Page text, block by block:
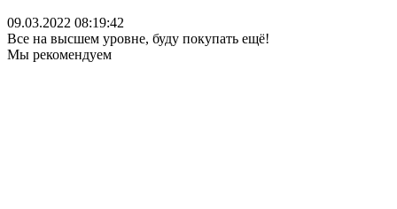
09.03.2022 08:19:42
Все на высшем уровне, буду покупать ещё!
Мы рекомендуем